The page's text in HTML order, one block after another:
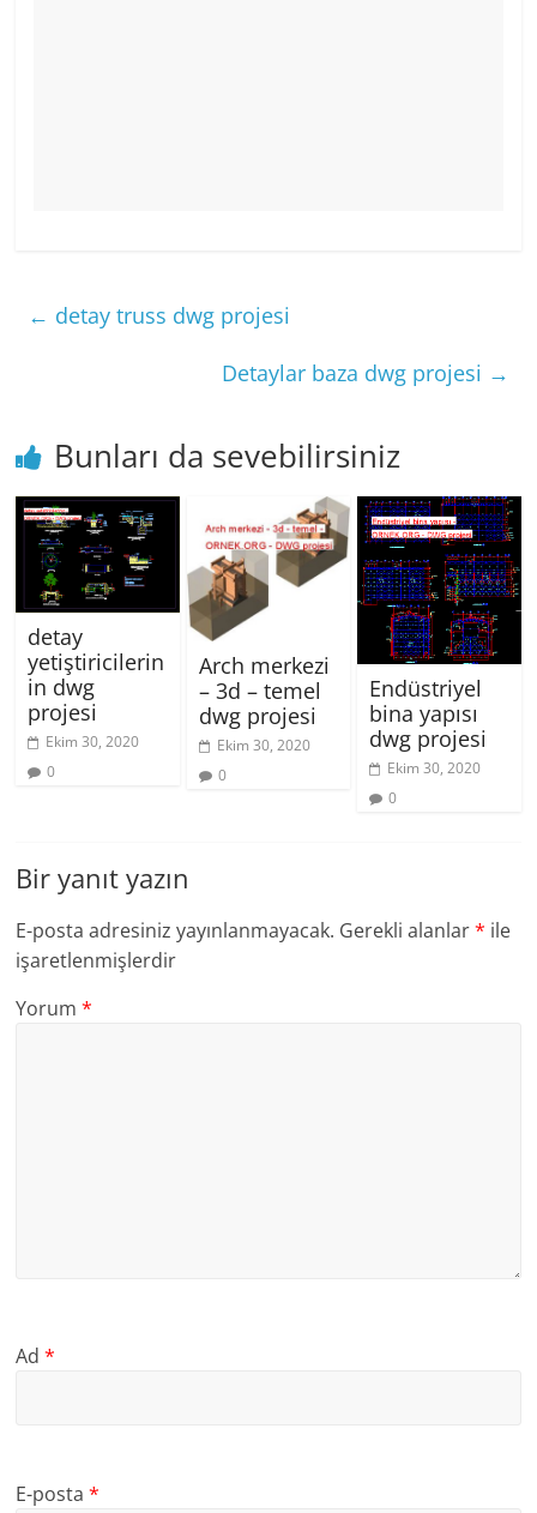
← detay truss dwg projesi
Detaylar baza dwg projesi →
Bunları da sevebilirsiniz
detay
yetiştiricilerin
in dwg
projesi
Ekim 30, 2020
0
Arch merkezi
– 3d – temel
dwg projesi
Ekim 30, 2020
0
Endüstriyel
bina yapısı
dwg projesi
Ekim 30, 2020
0
Bir yanıt yazın
E-posta adresiniz yayınlanmayacak. Gerekli alanlar* ile
işaretlenmişlerdir
Yorum*
Ad*
E-posta*